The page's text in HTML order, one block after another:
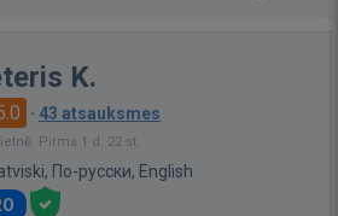
K.
· 43 atsauksmes
Pirms 1 d. 22 st.
По-русски, English